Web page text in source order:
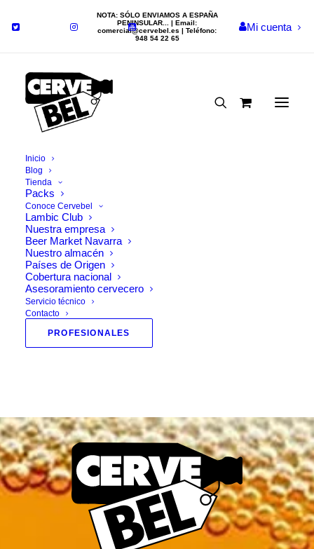
NOTA: SÓLO ENVIAMOS A ESPAÑA
PENINSULAR... | Email:
comercial@cervebel.es | Teléfono:
948 54 22 65
Mi cuenta
Inicio
Blog
Tienda
Packs
Conoce Cervebel
Lambic Club
Nuestra empresa
Beer Market Navarra
Nuestro almacén
Países de Origen
Cobertura nacional
Asesoramiento cervecero
Servicio técnico
Contacto
PROFESIONALES
RESTABLECER FILTROS
Nada Encontrado
Parece que no podemos encontrar lo que estamos
buscando. Tal vez la búsqueda puede ayudar.